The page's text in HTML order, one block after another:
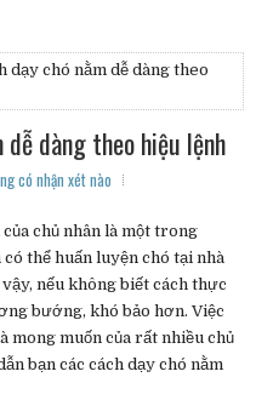
dạy chó nằm dễ dàng theo
dễ dàng theo hiệu lệnh
có nhận xét nào
chủ nhân là một trong
thể huấn luyện chó tại nhà
nếu không biết cách thực
bướng, khó bảo hơn. Việc
mong muốn của rất nhiều chủ
bạn các cách dạy chó nằm